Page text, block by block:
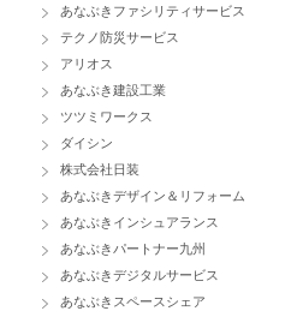
あなぶきファシリティサービス
テクノ防災サービス
アリオス
あなぶき建設工業
ツツミワークス
ダイシン
株式会社日装
あなぶきデザイン＆リフォーム
あなぶきインシュアランス
あなぶきパートナー九州
あなぶきデジタルサービス
あなぶきスペースシェア